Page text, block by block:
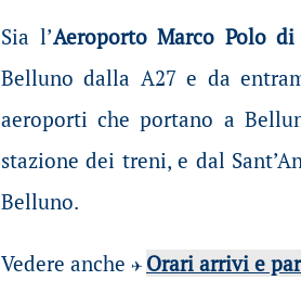
Sia l’Aeroporto Marco Polo di
Belluno dalla A27 e da
aeroporti che portano a
stazione dei treni, e dal
Belluno.
Vedere anche ✈ Orari arrivi e